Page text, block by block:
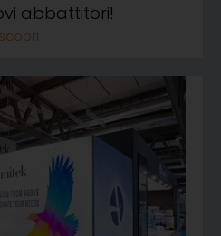
abbattitori!